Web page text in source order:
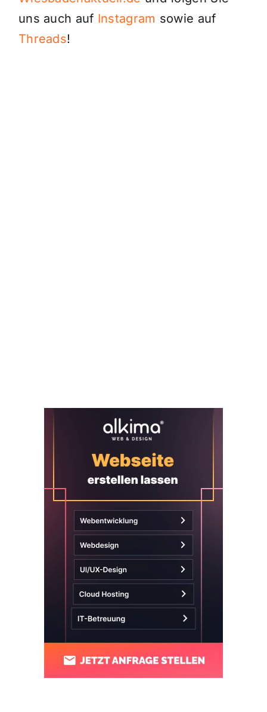
uns auch auf Instagram sowie auf
Threads!